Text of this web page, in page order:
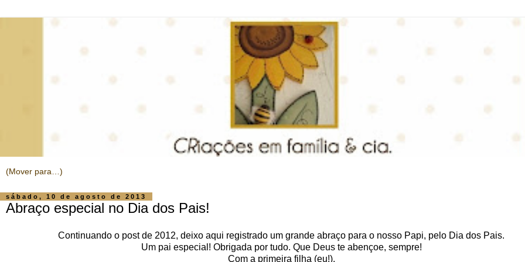
sábado, 10 de agosto de 2013
Abraço especial no Dia dos Pais!
Continuando o post de 2012, deixo aqui registrado um grande abraço para o nosso Papi, pelo Dia dos Pais.
Um pai especial! Obrigada por tudo. Que Deus te abençoe, sempre!
Com a primeira filha (eu!).